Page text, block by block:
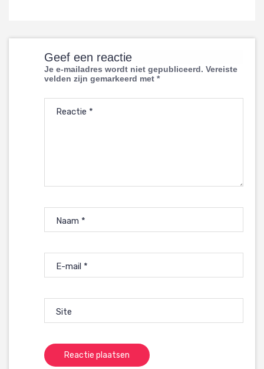
Geef een reactie
Je e-mailadres wordt niet gepubliceerd. Vereiste
velden zijn gemarkeerd met *
Reactie *
Naam *
E-mail *
Site